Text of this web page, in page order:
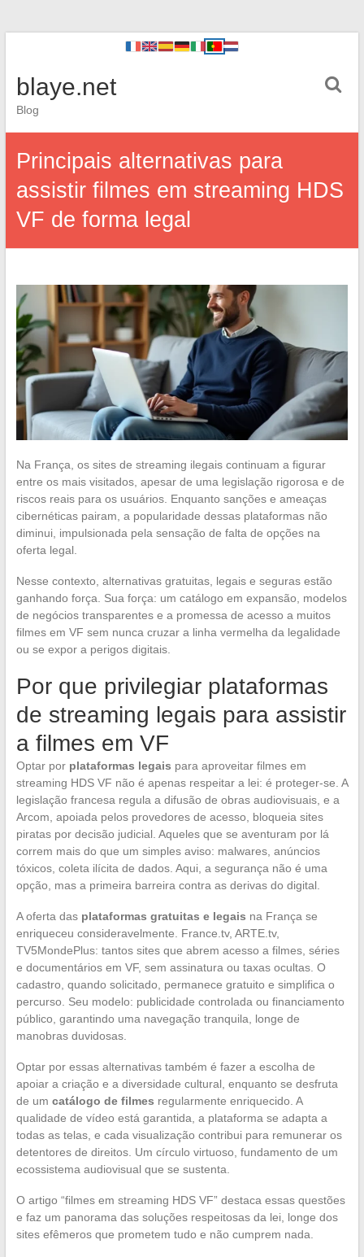
blaye.net
Blog
Principais alternativas para
assistir filmes em streaming HDS
VF de forma legal
Na França, os sites de streaming ilegais continuam a figurar
entre os mais visitados, apesar de uma legislação rigorosa e de
riscos reais para os usuários. Enquanto sanções e ameaças
cibernéticas pairam, a popularidade dessas plataformas não
diminui, impulsionada pela sensação de falta de opções na
oferta legal.
Nesse contexto, alternativas gratuitas, legais e seguras estão
ganhando força. Sua força: um catálogo em expansão, modelos
de negócios transparentes e a promessa de acesso a muitos
filmes em VF sem nunca cruzar a linha vermelha da legalidade
ou se expor a perigos digitais.
Por que privilegiar plataformas
de streaming legais para assistir
a filmes em VF
Optar por plataformas legais para aproveitar filmes em
streaming HDS VF não é apenas respeitar a lei: é proteger-se. A
legislação francesa regula a difusão de obras audiovisuais, e a
Arcom, apoiada pelos provedores de acesso, bloqueia sites
piratas por decisão judicial. Aqueles que se aventuram por lá
correm mais do que um simples aviso: malwares, anúncios
tóxicos, coleta ilícita de dados. Aqui, a segurança não é uma
opção, mas a primeira barreira contra as derivas do digital.
A oferta das plataformas gratuitas e legais na França se
enriqueceu consideravelmente. France.tv, ARTE.tv,
TV5MondePlus: tantos sites que abrem acesso a filmes, séries
e documentários em VF, sem assinatura ou taxas ocultas. O
cadastro, quando solicitado, permanece gratuito e simplifica o
percurso. Seu modelo: publicidade controlada ou financiamento
público, garantindo uma navegação tranquila, longe de
manobras duvidosas.
Optar por essas alternativas também é fazer a escolha de
apoiar a criação e a diversidade cultural, enquanto se desfruta
de um catálogo de filmes regularmente enriquecido. A
qualidade de vídeo está garantida, a plataforma se adapta a
todas as telas, e cada visualização contribui para remunerar os
detentores de direitos. Um círculo virtuoso, fundamento de um
ecossistema audiovisual que se sustenta.
O artigo “filmes em streaming HDS VF” destaca essas questões
e faz um panorama das soluções respeitosas da lei, longe dos
sites efêmeros que prometem tudo e não cumprem nada.